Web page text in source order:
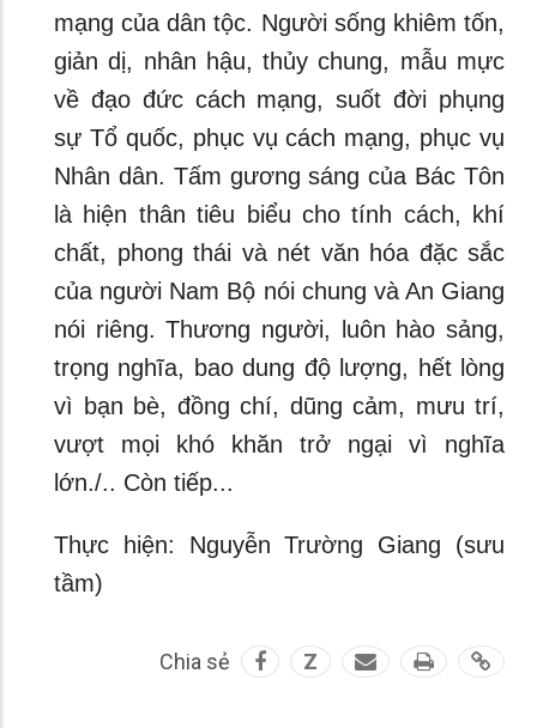
mạng của dân tộc. Người sống khiêm tốn,
giản dị, nhân hậu, thủy chung, mẫu mực
về đạo đức cách mạng, suốt đời phụng
sự Tổ quốc, phục vụ cách mạng, phục vụ
Nhân dân. Tấm gương sáng của Bác Tôn
là hiện thân tiêu biểu cho tính cách, khí
chất, phong thái và nét văn hóa đặc sắc
của người Nam Bộ nói chung và An Giang
nói riêng. Thương người, luôn hào sảng,
trọng nghĩa, bao dung độ lượng, hết lòng
vì bạn bè, đồng chí, dũng cảm, mưu trí,
vượt mọi khó khăn trở ngại vì nghĩa
lớn./.. Còn tiếp...
Thực hiện: Nguyễn Trường Giang (sưu
tầm)
Chia sẻ Z